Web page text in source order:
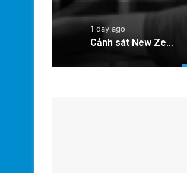
1 day ago
Cảnh sát New Zealand bày tỏ lo ngại về hành động của hai quan chức Việt Nam